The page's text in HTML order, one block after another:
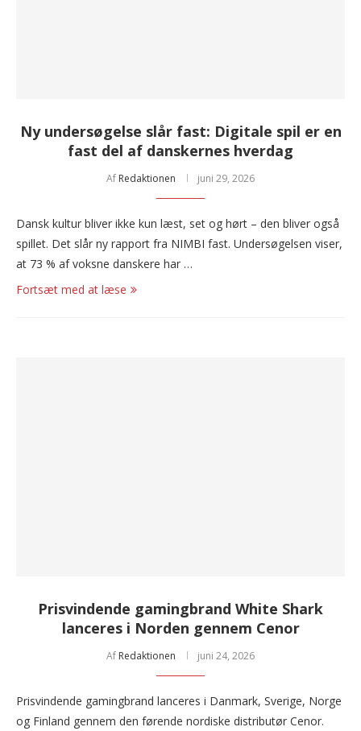
Ny undersøgelse slår fast: Digitale spil er en
fast del af danskernes hverdag
Af Redaktionen juni 29, 2026
Dansk kultur bliver ikke kun læst, set og hørt – den bliver også
spillet. Det slår ny rapport fra NIMBI fast. Undersøgelsen viser,
at 73 % af voksne danskere har …
Fortsæt med at læse
Prisvindende gamingbrand White Shark
lanceres i Norden gennem Cenor
Af Redaktionen juni 24, 2026
Prisvindende gamingbrand lanceres i Danmark, Sverige, Norge
og Finland gennem den førende nordiske distributør Cenor.